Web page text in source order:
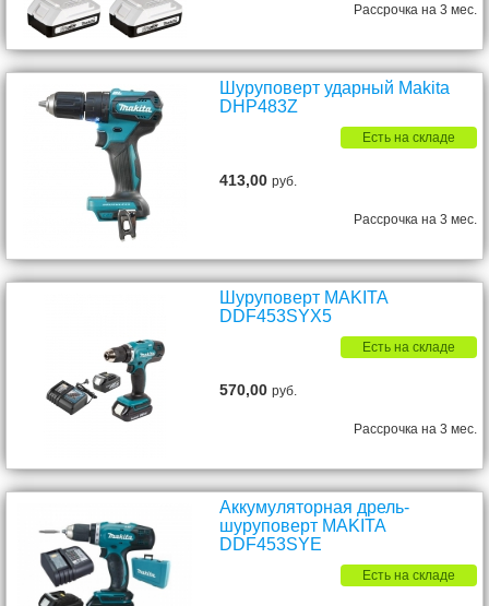
Рассрочка на 3 мес.
Шуруповерт ударный Makita
DHP483Z
Есть на складе
413,00руб.
Рассрочка на 3 мес.
Шуруповерт MAKITA
DDF453SYX5
Есть на складе
570,00руб.
Рассрочка на 3 мес.
Аккумуляторная дрель-
шуруповерт MAKITA
DDF453SYE
Есть на складе